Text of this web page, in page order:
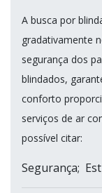
A busca por
gradativamente
segurança dos
blindados,
conforto
serviços de ar
possível citar:
Segurança;